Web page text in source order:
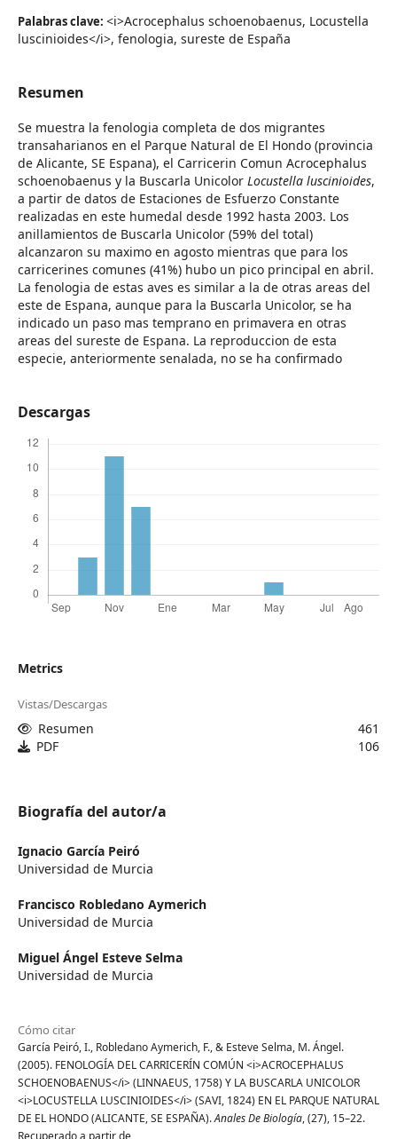
Palabras clave: <i>Acrocephalus schoenobaenus, Locustella
luscinioides</i>, fenologia, sureste de España
Resumen
Se muestra la fenologia completa de dos migrantes
transaharianos en el Parque Natural de El Hondo (provincia
de Alicante, SE Espana), el Carricerin Comun Acrocephalus
schoenobaenus y la Buscarla Unicolor Locustella luscinioides,
a partir de datos de Estaciones de Esfuerzo Constante
realizadas en este humedal desde 1992 hasta 2003. Los
anillamientos de Buscarla Unicolor (59% del total)
alcanzaron su maximo en agosto mientras que para los
carricerines comunes (41%) hubo un pico principal en abril.
La fenologia de estas aves es similar a la de otras areas del
este de Espana, aunque para la Buscarla Unicolor, se ha
indicado un paso mas temprano en primavera en otras
areas del sureste de Espana. La reproduccion de esta
especie, anteriormente senalada, no se ha confirmado
Descargas
Metrics
Vistas/Descargas
Resumen
461
PDF
106
Biografía del autor/a
Ignacio García Peiró
Universidad de Murcia
Francisco Robledano Aymerich
Universidad de Murcia
Miguel Ángel Esteve Selma
Universidad de Murcia
Cómo citar
García Peiró, I., Robledano Aymerich, F., & Esteve Selma, M. Ángel.
(2005). FENOLOGÍA DEL CARRICERÍN COMÚN <i>ACROCEPHALUS
SCHOENOBAENUS</i> (LINNAEUS, 1758) Y LA BUSCARLA UNICOLOR
<i>LOCUSTELLA LUSCINIOIDES</i> (SAVI, 1824) EN EL PARQUE NATURAL
DE EL HONDO (ALICANTE, SE ESPAÑA).Anales De Biología, (27), 15–22.
Recuperado a partir de